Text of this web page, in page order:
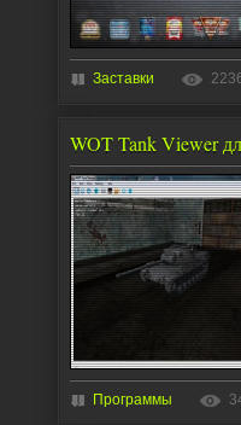
Заставки
WOT Tank Viewer
Программы